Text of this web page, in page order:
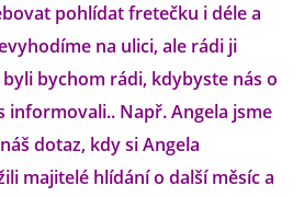
pohlídat fretečku i déle a
na ulici, ale rádi ji
bychom rádi, kdybyste nás o
informovali.. Např. Angela jsme
dotaz, kdy si Angela
majitelé hlídání o další měsíc a